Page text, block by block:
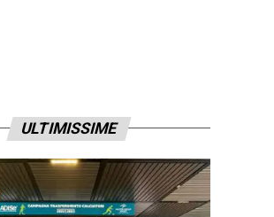
ULTIMISSIME